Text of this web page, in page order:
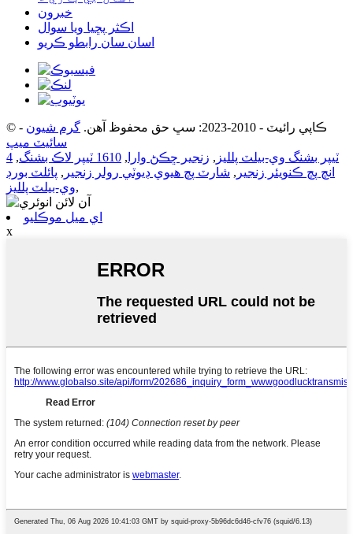
خبرون
اڪثر پڇيا ويا سوال
اسان سان رابطو ڪريو
© ڪاپي رائيٽ - 2010-2023: سڀ حق محفوظ آهن. گرم شيون -
سائيٽ ميپ
ٽيپر بشنگ وي-بيلٽ پلليز , زنجير ڇڪڻ وارا , 1610 ٽيپر لاڪ بشنگ ,
4
انچ پچ ڪنويئر زنجير , شارٽ پچ هيوي ڊيوٽي رولر زنجير , پائلٽ بورڊ
وي-بيلٽ پلليز,
اي ميل موڪليو
x